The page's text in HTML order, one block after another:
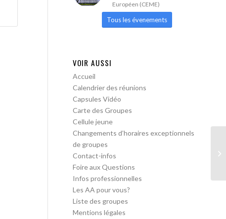
Européen (CEME)
Tous les évenements
VOIR AUSSI
Accueil
Calendrier des réunions
Capsules Vidéo
Carte des Groupes
Cellule jeune
Changements d’horaires exceptionnels
de groupes
Contact-infos
Foire aux Questions
Infos professionnelles
Les AA pour vous?
Liste des groupes
Mentions légales